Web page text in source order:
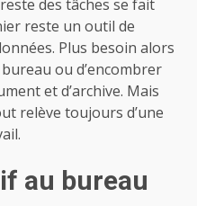
des tâches se fait
reste un outil de
Plus besoin alors
ou d’encombrer
et d’archive. Mais
relève toujours d’une
au bureau